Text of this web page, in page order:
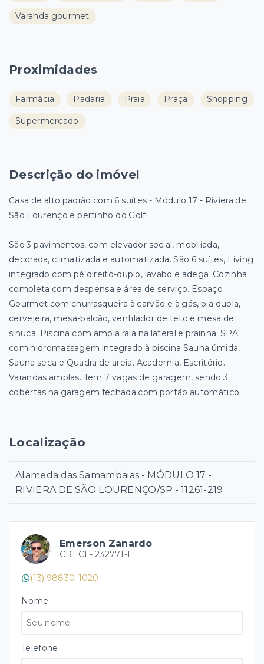
Emerson Zanardo
CRECI - 232771-I
(13) 98830-1020
Nome
Telefone
Varanda gourmet
Proximidades
Farmácia Padaria Praia Praça Shopping
Supermercado
Descrição do imóvel
Casa de alto padrão com 6 suítes - Módulo 17 - Riviera de
São Lourenço e pertinho do Golf!
São 3 pavimentos, com elevador social, mobiliada,
decorada, climatizada e automatizada. São 6 suítes, Living
integrado com pé direito-duplo, lavabo e adega .Cozinha
completa com despensa e área de serviço. Espaço
Gourmet com churrasqueira à carvão e à gás, pia dupla,
cervejeira, mesa-balcão, ventilador de teto e mesa de
sinuca. Piscina com ampla raia na lateral e prainha. SPA
com hidromassagem integrado à piscina Sauna úmida,
Sauna seca e Quadra de areia. Academia, Escritório.
Varandas amplas. Tem 7 vagas de garagem, sendo 3
cobertas na garagem fechada com portão automático.
Localização
Alameda das Samambaias - MÓDULO 17 -
RIVIERA DE SÃO LOURENÇO/SP - 11261-219